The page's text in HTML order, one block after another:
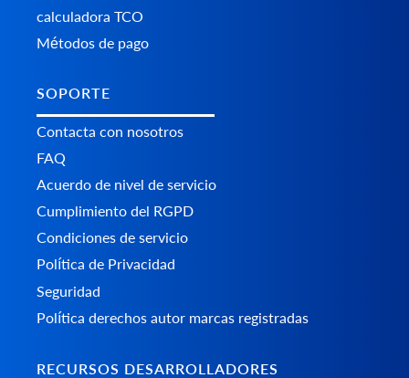
calculadora TCO
Métodos de pago
SOPORTE
Contacta con nosotros
FAQ
Acuerdo de nivel de servicio
Cumplimiento del RGPD
Condiciones de servicio
Política de Privacidad
Seguridad
Política derechos autor marcas registradas
RECURSOS DESARROLLADORES